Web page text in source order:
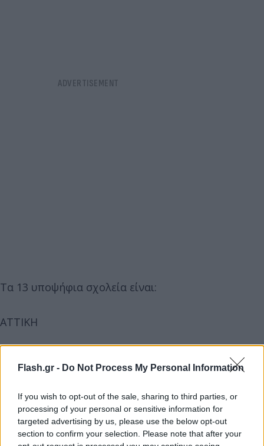
Flash.gr - Do Not Process My Personal Information
If you wish to opt-out of the sale, sharing to third parties, or
processing of your personal or sensitive information for
targeted advertising by us, please use the below opt-out
section to confirm your selection. Please note that after your
Τα 13 υποψήφια σχολεία είναι:
ΑΤΤΙΚΗ
Καλλιτεχνικό Σχολείο Γέρακα
Μουσικό Σχολείο Παλλήνης
Πρότυπο ΓΕΛ Αναβρύτων
Πρότυπο ΓΕΛ Αγ. Αναργύρων